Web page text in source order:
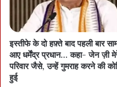
इस्तीफे के दो हफ़्ते बाद पहली बार
आए धर्मेंद्र प्रधान… कहा- जेन ज़ी
परिवार जैसे, उन्हें गुमराह करने की
हुई